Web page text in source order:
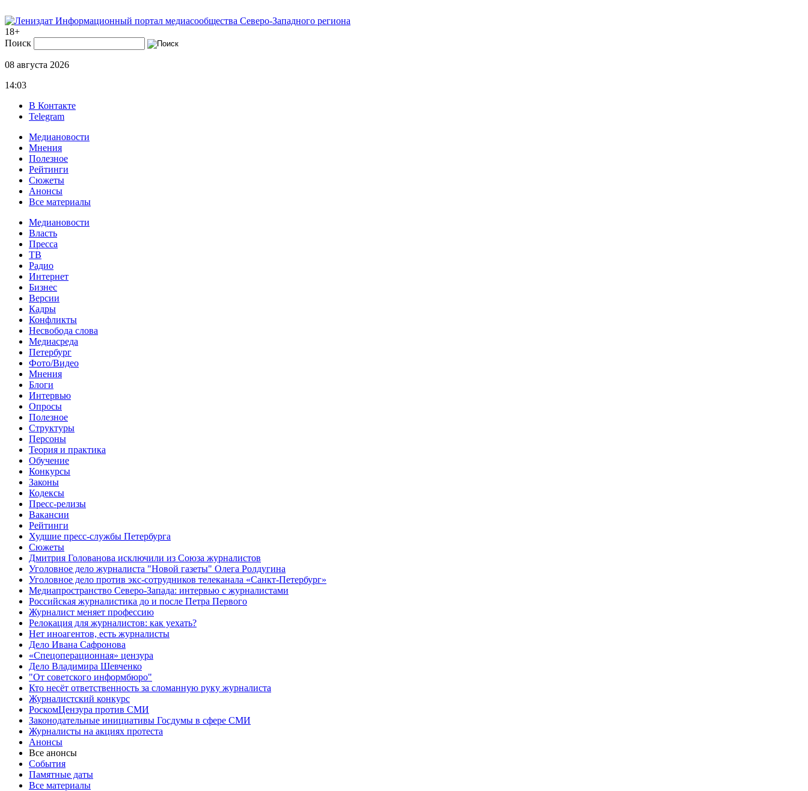
Информационный портал медиасообщества Северо-Западного региона
18+
Поиск
08 августа 2026
14:03
В Контакте
Telegram
Медиановости
Мнения
Полезное
Рейтинги
Сюжеты
Анонсы
Все материалы
Медиановости
Власть
Пресса
ТВ
Радио
Интернет
Бизнес
Версии
Кадры
Конфликты
Несвобода слова
Медиасреда
Петербург
Фото/Видео
Мнения
Блоги
Интервью
Опросы
Полезное
Структуры
Персоны
Теория и практика
Обучение
Конкурсы
Законы
Кодексы
Пресс-релизы
Вакансии
Рейтинги
Худшие пресс-службы Петербурга
Сюжеты
Дмитрия Голованова исключили из Союза журналистов
Уголовное дело журналиста "Новой газеты" Олега Ролдугина
Уголовное дело против экс-сотрудников телеканала «Санкт-Петербург»
Медиапространство Северо-Запада: интервью с журналистами
Российская журналистика до и после Петра Первого
Журналист меняет профессию
Релокация для журналистов: как уехать?
Нет иноагентов, есть журналисты
Дело Ивана Сафронова
«Спецоперационная» цензура
Дело Владимира Шевченко
"От советского информбюро"
Кто несёт ответственность за сломанную руку журналиста
Журналистский конкурс
РоскомЦензура против СМИ
Законодательные инициативы Госдумы в сфере СМИ
Журналисты на акциях протеста
Анонсы
Все анонсы
События
Памятные даты
Все материалы